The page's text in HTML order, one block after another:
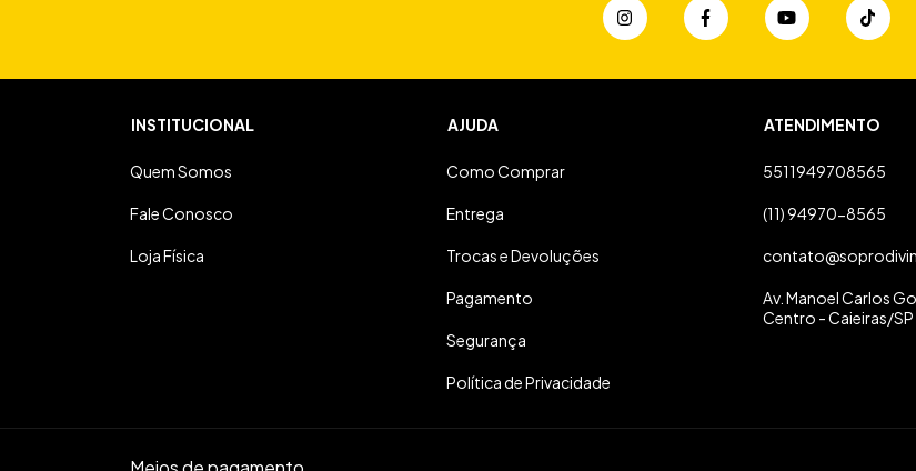
INSTITUCIONAL
Quem Somos
Fale Conosco
Loja Física
AJUDA
Como Comprar
Entrega
Trocas e Devoluções
Pagamento
Segurança
Política de Privacidade
ATENDIMENTO
5511949708565
(11) 94970-8565
Av. Manoel Carlos
Centro - Caieiras/SP